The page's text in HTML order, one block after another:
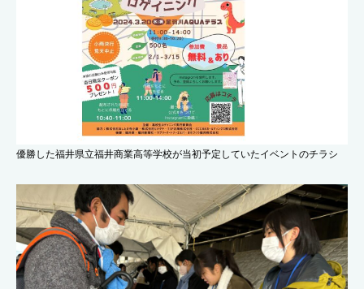
優勝した福井県立福井商業高等学校が当初予定していたイベントのチラシ